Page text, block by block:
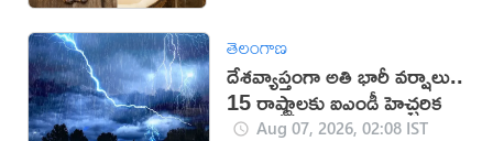
తెలంగాణ
దేశవ్యాప్తంగా అతి భారీ వర్షాలు..
15 రాష్ట్రాలకు ఐఎండీ హెచ్చరిక
Aug 07, 2026, 02:08 IST